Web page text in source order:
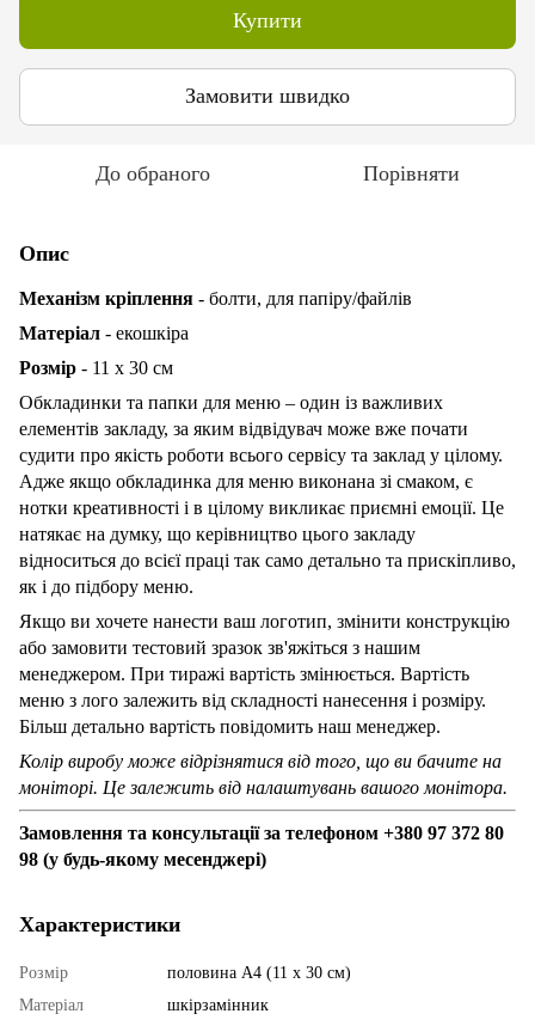
Купити
Замовити швидко
До обраного Порівняти
Опис
Механізм кріплення - болти, для папіру/файлів
Матеріал - екошкіра
Розмір - 11 х 30 см
Обкладинки та папки для меню – один із важливих
елементів закладу, за яким відвідувач може вже почати
судити про якість роботи всього сервісу та заклад у цілому.
Адже якщо обкладинка для меню виконана зі смаком, є
нотки креативності і в цілому викликає приємні емоції. Це
натякає на думку, що керівництво цього закладу
відноситься до всієї праці так само детально та прискіпливо,
як і до підбору меню.
Якщо ви хочете нанести ваш логотип, змінити конструкцію
або замовити тестовий зразок зв'яжіться з нашим
менеджером. При тиражі вартість змінюється. Вартість
меню з лого залежить від складності нанесення і розміру.
Більш детально вартість повідомить наш менеджер.
Колір виробу може відрізнятися від того, що ви бачите на
моніторі. Це залежить від налаштувань вашого монітора.
Замовлення та консультації за телефоном +380 97 372 80
98 (у будь-якому месенджері)
Характеристики
Розмір
половина А4 (11 х 30 см)
Матеріал
шкірзамінник